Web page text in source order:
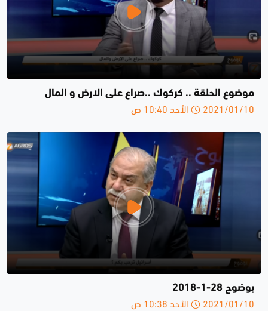
موضوع الحلقة .. كركوك ..صراع على الارض و المال
2021/01/10 الأحد 10:40 ص
بوضوح 28-1-2018
2021/01/10 الأحد 10:38 ص